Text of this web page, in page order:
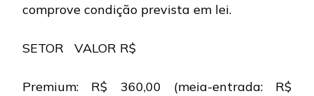
comprove condição prevista em lei.
SETOR VALOR R$
Premium: R$ 360,00 (meia-entrada: R$